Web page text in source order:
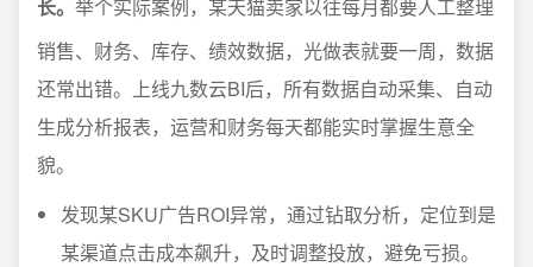
长。 举个实际案例，某天猫卖家以往每月都要人工整理
销售、财务、库存、绩效数据，光做表就要一周，数据
还常出错。上线九数云BI后，所有数据自动采集、自动
生成分析报表，运营和财务每天都能实时掌握生意全
貌。
发现某SKU广告ROI异常，通过钻取分析，定位到是
某渠道点击成本飙升，及时调整投放，避免亏损。